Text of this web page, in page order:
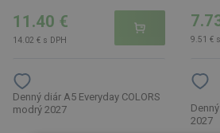
11.40 €
14.02 € s DPH 9.51 €
Denný diár A5 Everyday COLORS
modrý 2027
2027